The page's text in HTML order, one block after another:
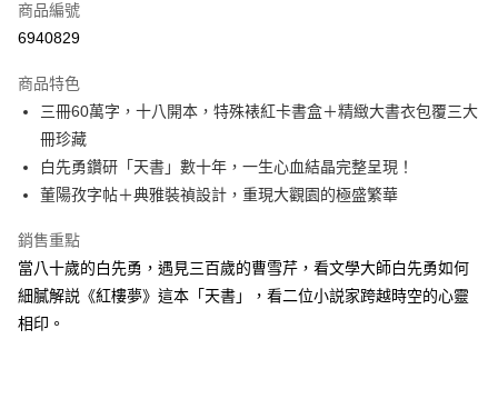
ATM付款
運送方式
付款後全家取貨
每筆NT$60，滿NT$499(含以上)免運費
付款後7-11取貨
宅配
每筆NT$100，滿NT$499(含以上)免運費
商品編號
6940829
商品特色
三冊60萬字，十八開本，特殊裱紅卡書盒＋精緻大書衣包覆三大
冊珍藏
白先勇鑽研「天書」數十年，一生心血結晶完整呈現！
董陽孜字帖＋典雅裝禎設計，重現大觀園的極盛繁華
銷售重點
當八十歲的白先勇，遇見三百歲的曹雪芹，看文學大師白先勇如何
細膩解説《紅樓夢》這本「天書」，看二位小説家跨越時空的心靈
相印。